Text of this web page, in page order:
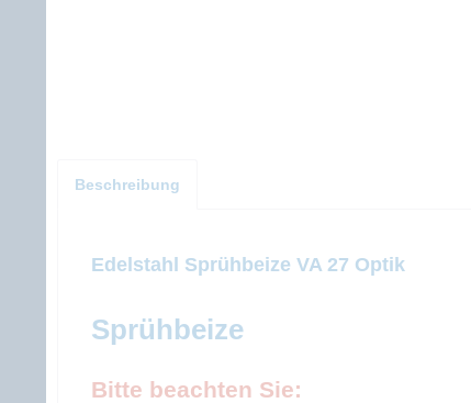
Beschreibung
Edelstahl Sprühbeize VA 27 Optik
Sprühbeize
Bitte beachten Sie: